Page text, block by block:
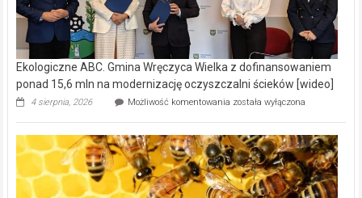
Ekologiczne ABC. Gmina Wręczyca Wielka z dofinansowaniem
ponad 15,6 mln na modernizację oczyszczalni ścieków [wideo]
4 sierpnia, 2026 Możliwość komentowania Ekologiczne
Wręczyca
Wielka
z
dofinansowaniem
ponad
została wyłączona